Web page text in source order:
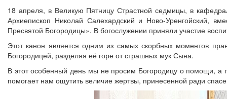
18 апреля, в Великую Пятницу Страстной седмицы, в
Архиепископ Николай Салехардский и Ново-Уренгойский,
Пресвятой Богородицы». В богослужении приняли участие
Этот канон является одним из самых скорбных моментов
Богородицей, разделяя её горе от страшных мук Сына.
В этот особенный день мы не просим Богородицу о помощи, а
помогает нам ощутить величие жертвы, принесенной ради